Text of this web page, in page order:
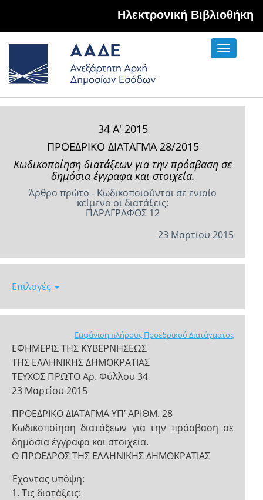
Hλεκτρονική Βιβλιοθήκη
Toggle
34 Α' 2015
ΠΡΟΕΔΡΙΚΟ ΔΙΑΤΑΓΜΑ 28/2015
Κωδικοποίηση διατάξεων για την πρόσβαση σε
δημόσια έγγραφα και στοιχεία.
Άρθρο πρώτο - Κωδικοποιούνται σε ενιαίο
κείμενο οι διατάξεις:
ΠΑΡΑΓΡΑΦΟΣ 12
23 Μαρτίου 2015
Επιλογές
Εμφάνιση πλήρους Προεδρικού Διατάγματος
ΕΦΗΜΕΡΙΣ ΤΗΣ ΚΥΒΕΡΝΗΣΕΩΣ
ΤΗΣ ΕΛΛΗΝΙΚΗΣ ΔΗΜΟΚΡΑΤΙΑΣ
ΤΕΥΧΟΣ ΠΡΩΤΟ Αρ. Φύλλου 34
23 Μαρτίου 2015
ΠΡΟΕΔΡΙΚΟ ΔΙΑΤΑΓΜΑ ΥΠ’ ΑΡΙΘΜ. 28
Κωδικοποίηση διατάξεων για την πρόσβαση σε
δημόσια έγγραφα και στοιχεία.
Ο ΠΡΟΕΔΡΟΣ ΤΗΣ ΕΛΛΗΝΙΚΗΣ ΔΗΜΟΚΡΑΤΙΑΣ
Έχοντας υπόψη:
1. Τις διατάξεις: